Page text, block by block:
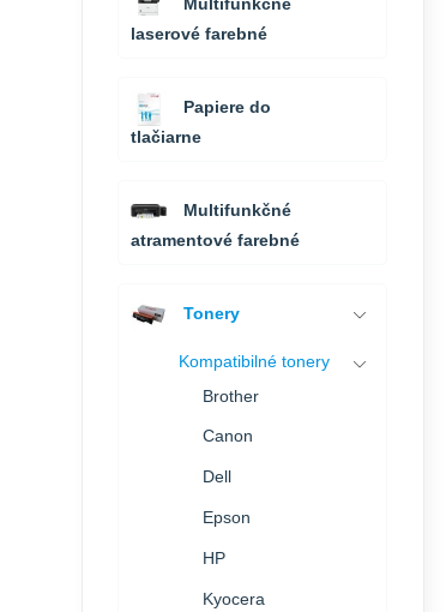
laserové farebné
Papiere do
tlačiarne
Multifunkčné
atramentové farebné
Tonery
Kompatibilné tonery
Brother
Canon
Dell
Epson
HP
Kyocera